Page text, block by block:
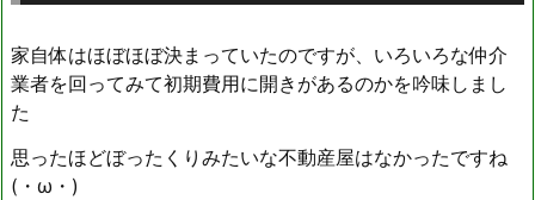
家自体はほぼほぼ決まっていたのですが、いろいろな仲介
業者を回ってみて初期費用に開きがあるのかを吟味しまし
た
思ったほどぼったくりみたいな不動産屋はなかったですね
(・ω・)